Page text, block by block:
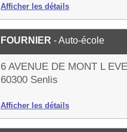
Afficher les détails
FOURNIER - Auto-école
6 AVENUE DE MONT L
60300 Senlis
Afficher les détails